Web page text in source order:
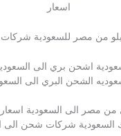
اسعار
من مصر للسعودية
اشحن بري الى
الشحن البري الى
مصر الى السعودية
السعودية شركات شحن الى